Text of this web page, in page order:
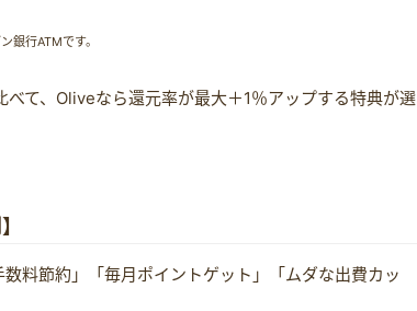
銀行ATMです。
て、Oliveなら還元率が最大＋1％アップする特典が選
料節約」「毎月ポイントゲット」「ムダな出費カッ